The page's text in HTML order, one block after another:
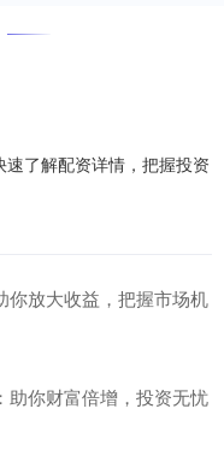
速了解配资详情，把握投资
你放大收益，把握市场机
助你财富倍增，投资无忧